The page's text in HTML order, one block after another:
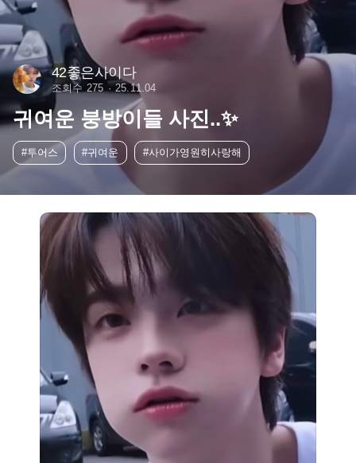
42좋은사이다
조회수 275 25.11.04
귀여운 붕방이들 사진..✨
#투어스 #귀여운 #사이가영원히사랑해